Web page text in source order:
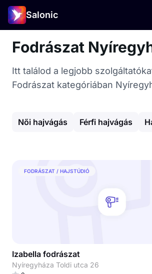
Salonic
Fodrászat
Itt találod a legjobb
Fodrászat kategóriában
Női hajvágás Férfi hajvágás
FODRÁSZAT / HAJSTÚDIÓ
Izabella fodrászat
Nyíregyháza Toldi utca 26